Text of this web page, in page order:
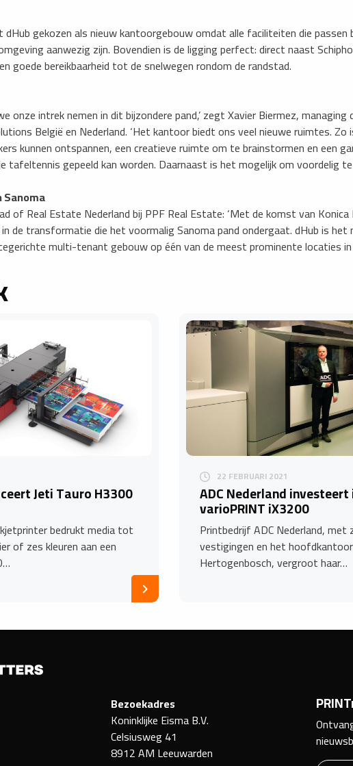
gekozen als nieuw kantoorgebouw omdat alle faciliteiten die passen
aanwezig zijn. Bovendien is de ligging perfect: direct naast
goede bereikbaarheid tot de snelwegen rondom de randstad.
onze intrek nemen in dit bijzondere pand,’ zegt Xavier Biermez,
België en Nederland. ‘Het kantoor biedt ons veel nieuwe ruimtes. Zo
kunnen ontspannen, een creatieve ruimte om te brainstormen en een
tafeltennis gepeeld kan worden. Daarnaast is het mogelijk om voordelig
Sanoma
of Real Estate Nederland bij PPF Real Estate: ‘Met de komst van
de transformatie die het voormalig Sanoma pand ondergaat. dHub is het
multi-tenant gebouw op één van de meest prominente locaties
Jeti Tauro H3300
bedrukt media tot
of zes kleuren aan een
22 FEBRUARI 2021
ADC Nederland investeert
varioPRINT iX3200
Printbedrijf ADC Nederland, met
vestigingen en het
Hertogenbosch, vergroot haar…
Bezoekadres
Koninklijke Eisma B.V.
Celsiusweg 41
8912 AM Leeuwarden